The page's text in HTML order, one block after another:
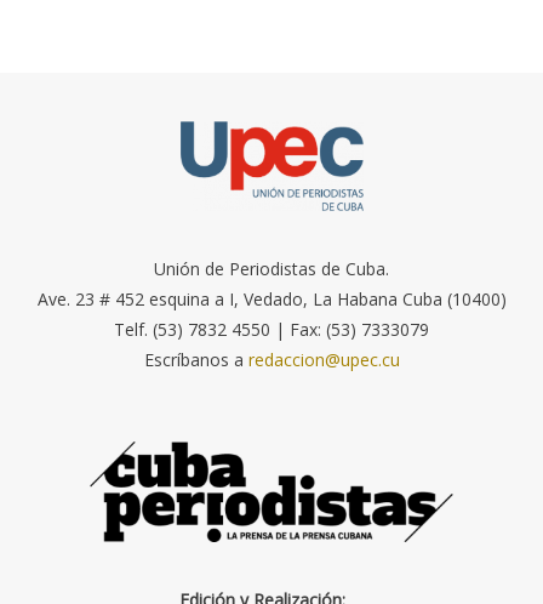
Unión de Periodistas de Cuba.
Ave. 23 # 452 esquina a I, Vedado, La Habana Cuba (10400)
Telf. (53) 7832 4550 | Fax: (53) 7333079
Escríbanos a redaccion@upec.cu